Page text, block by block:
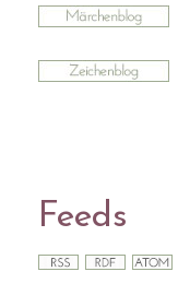
Feeds